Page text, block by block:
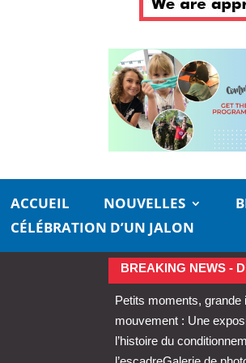
ACCUEIL NOUVELLES
CÉLÉBRATION D’UN JALON
BREAKING NEWS -
Petits moments, grande
mouvement : Une
l’histoire du